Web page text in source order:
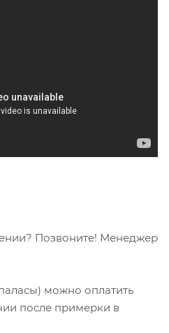
Позвоните! Менеджер
можно оплатить
после примерки в